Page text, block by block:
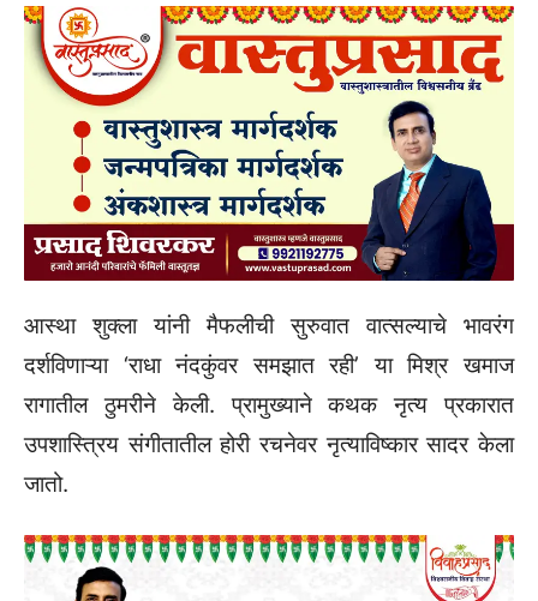
आस्था शुक्ला यांनी मैफलीची सुरुवात वात्सल्याचे भावरंग
दर्शविणाऱ्या ‌‘राधा नंदकुंवर समझात रही‌’ या मिश्र खमाज
रागातील ठुमरीने केली. प्रामुख्याने कथक नृत्य प्रकारात
उपशास्त्रिय संगीतातील होरी रचनेवर नृत्याविष्कार सादर केला
जातो.